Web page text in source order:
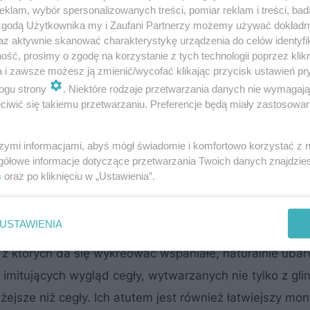
ciężarze. Wymaga oddzielnych
doszło do groźnej katastrofy budowlanej.
przewidzieć izolację termiczną. W takim
aby spełnić obecne standardy
trójwarstwowe z ceglanymi elewacjami były
w architekturze zrównoważonej
których da się wykreować wspaniałe, naturalnie
wygląd cegły, wytwarzanych nie tylko z
niż cegły. Ich atutem jest również łatwiejszy
wybór spersonalizowanych treści, pomiar reklam i treści,
Użytkownika my i Zaufani Partnerzy możemy używać
aktywnie skanować charakterystykę urządzenia do celów
prosimy o zgodę na korzystanie z tych technologii poprzez
i zawsze możesz ją zmienić/wycofać klikając przycisk ustawień
strony
. Niektóre rodzaje przetwarzania danych nie
się takiemu przetwarzaniu. Preferencje będą miały
informacjami, abyś mógł świadomie i komfortowo korzystać z
informacje dotyczące przetwarzania Twoich danych
oraz po kliknięciu w „Ustawienia”.
USTAWIENIA